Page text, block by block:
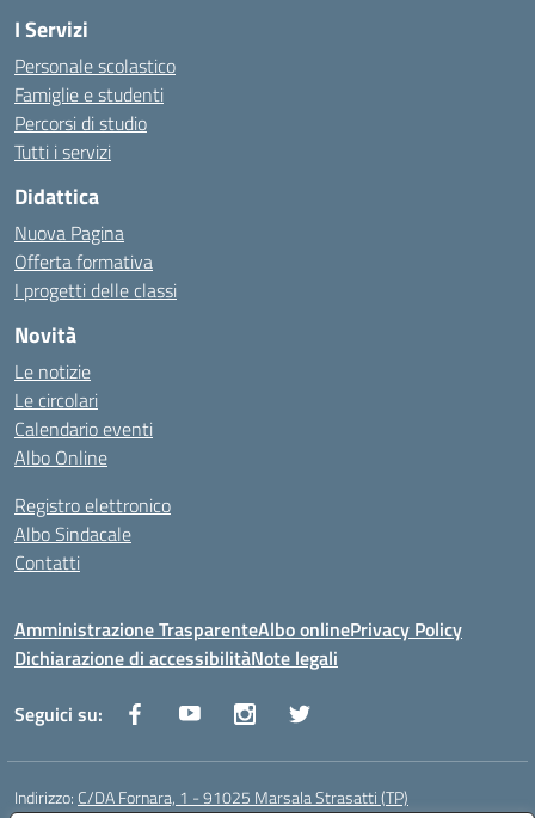
I Servizi
Personale scolastico
Famiglie e studenti
Percorsi di studio
Tutti i servizi
Didattica
Nuova Pagina
Offerta formativa
I progetti delle classi
Novità
Le notizie
Le circolari
Calendario eventi
Albo Online
Registro elettronico
Albo Sindacale
Contatti
Amministrazione TrasparenteAlbo onlinePrivacy Policy
Dichiarazione di accessibilitàNote legali
Seguici su:
Indirizzo: C/DA Fornara, 1 - 91025 Marsala Strasatti (TP)